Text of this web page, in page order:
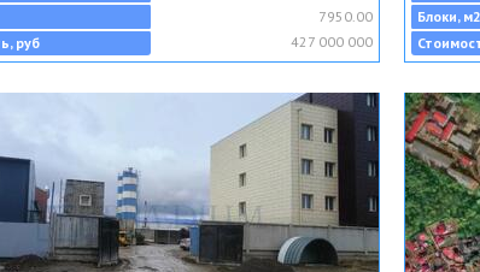
7950.00
руб
427 000 000
Блоки, м2